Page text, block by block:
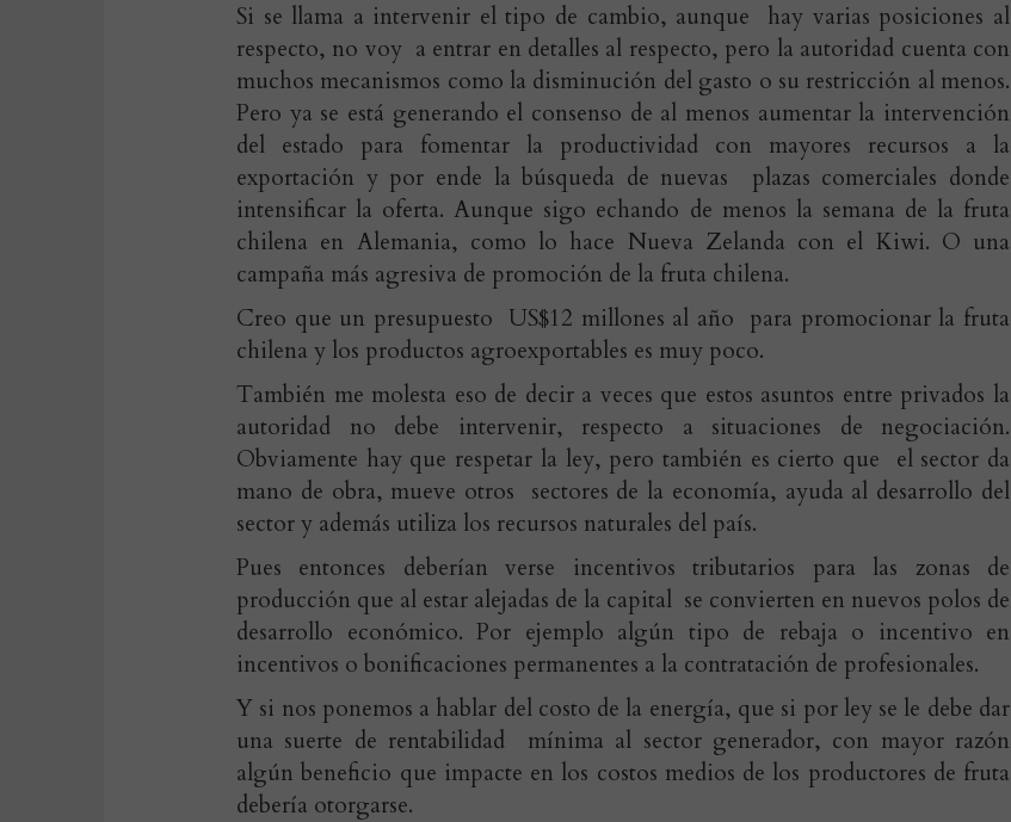
Si se llama a intervenir el tipo de cambio, aunque hay varias posiciones al
respecto, no voy a entrar en detalles al respecto, pero la autoridad cuenta con
muchos mecanismos como la disminución del gasto o su restricción al menos.
Pero ya se está generando el consenso de al menos aumentar la intervención
del estado para fomentar la productividad con mayores recursos a la
exportación y por ende la búsqueda de nuevas plazas comerciales donde
intensificar la oferta. Aunque sigo echando de menos la semana de la fruta
chilena en Alemania, como lo hace Nueva Zelanda con el Kiwi. O una
campaña más agresiva de promoción de la fruta chilena.
Creo que un presupuesto US$12 millones al año para promocionar la fruta
chilena y los productos agroexportables es muy poco.
También me molesta eso de decir a veces que estos asuntos entre privados la
autoridad no debe intervenir, respecto a situaciones de negociación.
Obviamente hay que respetar la ley, pero también es cierto que el sector da
mano de obra, mueve otros sectores de la economía, ayuda al desarrollo del
sector y además utiliza los recursos naturales del país.
Pues entonces deberían verse incentivos tributarios para las zonas de
producción que al estar alejadas de la capital se convierten en nuevos polos de
desarrollo económico. Por ejemplo algún tipo de rebaja o incentivo en
incentivos o bonificaciones permanentes a la contratación de profesionales.
Y si nos ponemos a hablar del costo de la energía, que si por ley se le debe dar
una suerte de rentabilidad mínima al sector generador, con mayor razón
algún beneficio que impacte en los costos medios de los productores de fruta
debería otorgarse.